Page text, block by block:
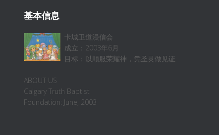
基本信息
卡城卫道浸信会
成立：2003年6月
目标：以顺服荣耀神，凭圣灵做见证
ABOUT US
Calgary Truth Baptist
Foundation: June, 2003